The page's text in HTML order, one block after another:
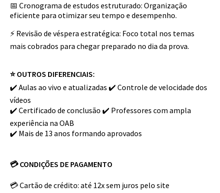
📅 Cronograma de estudos estruturado: Organização
eficiente para otimizar seu tempo e desempenho.
⚡ Revisão de véspera estratégica: Foco total nos temas
mais cobrados para chegar preparado no dia da prova.
⭐ OUTROS DIFERENCIAIS:
✔️ Aulas ao vivo e atualizadas ✔️ Controle de velocidade dos
vídeos
✔️ Certificado de conclusão ✔️ Professores com ampla
experiência na OAB
✔️ Mais de 13 anos formando aprovados
💳 CONDIÇÕES DE PAGAMENTO
💳 Cartão de crédito: até 12x sem juros pelo site